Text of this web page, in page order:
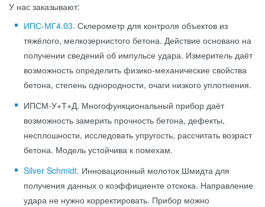
У нас заказывают:
ИПС-МГ4.03. Склерометр для контроля объектов из
тяжёлого, мелкозернистого бетона. Действие основано на
получении сведений об импульсе удара. Измеритель даёт
возможность определить физико-механические свойства
бетона, степень однородности, очаги низкого уплотнения.
ИПСМ-У+Т+Д. Многофункциональный прибор даёт
возможность замерить прочность бетона, дефекты,
несплошности, исследовать упругость, рассчитать возраст
бетона. Модель устойчива к помехам.
Silver Schmidt. Инновационный молоток Шмидта для
получения данных о коэффициенте отскока. Направление
удара не нужно корректировать. Прибор можно